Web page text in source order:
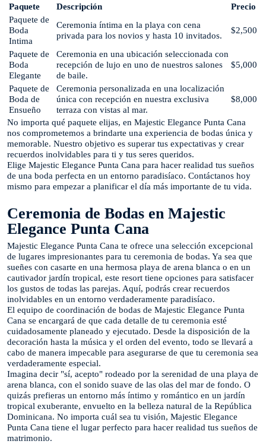
Paquete
Descripción
Precio
Paquete de
Boda
Intima
Ceremonia íntima en la playa con cena
privada para los novios y hasta 10 invitados.
$2,500
Paquete de
Boda
Elegante
Ceremonia en una ubicación seleccionada con
recepción de lujo en uno de nuestros salones
de baile.
$5,000
Paquete de
Boda de
Ensueño
Ceremonia personalizada en una localización
única con recepción en nuestra exclusiva
terraza con vistas al mar.
$8,000
No importa qué paquete elijas, en Majestic Elegance Punta Cana
nos comprometemos a brindarte una experiencia de bodas única y
memorable. Nuestro objetivo es superar tus expectativas y crear
recuerdos inolvidables para ti y tus seres queridos.
Elige Majestic Elegance Punta Cana para hacer realidad tus sueños
de una boda perfecta en un entorno paradisíaco. Contáctanos hoy
mismo para empezar a planificar el día más importante de tu vida.
Ceremonia de Bodas en Majestic
Elegance Punta Cana
Majestic Elegance Punta Cana te ofrece una selección excepcional
de lugares impresionantes para tu ceremonia de bodas. Ya sea que
sueñes con casarte en una hermosa playa de arena blanca o en un
cautivador jardín tropical, este resort tiene opciones para satisfacer
los gustos de todas las parejas. Aquí, podrás crear recuerdos
inolvidables en un entorno verdaderamente paradisíaco.
El equipo de coordinación de bodas de Majestic Elegance Punta
Cana se encargará de que cada detalle de tu ceremonia esté
cuidadosamente planeado y ejecutado. Desde la disposición de la
decoración hasta la música y el orden del evento, todo se llevará a
cabo de manera impecable para asegurarse de que tu ceremonia sea
verdaderamente especial.
Imagina decir "sí, acepto" rodeado por la serenidad de una playa de
arena blanca, con el sonido suave de las olas del mar de fondo. O
quizás prefieras un entorno más íntimo y romántico en un jardín
tropical exuberante, envuelto en la belleza natural de la República
Dominicana. No importa cuál sea tu visión, Majestic Elegance
Punta Cana tiene el lugar perfecto para hacer realidad tus sueños de
matrimonio.